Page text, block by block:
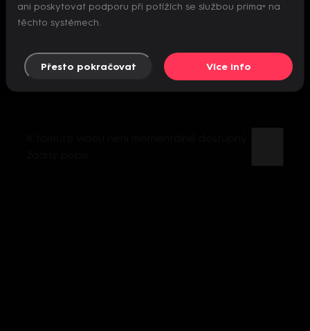
Nepodařilo se inicializovat přehrávač
ani poskytovat podporu při potížích se službou prima+ na
těchto systémech.
Přesto pokračovat Více info